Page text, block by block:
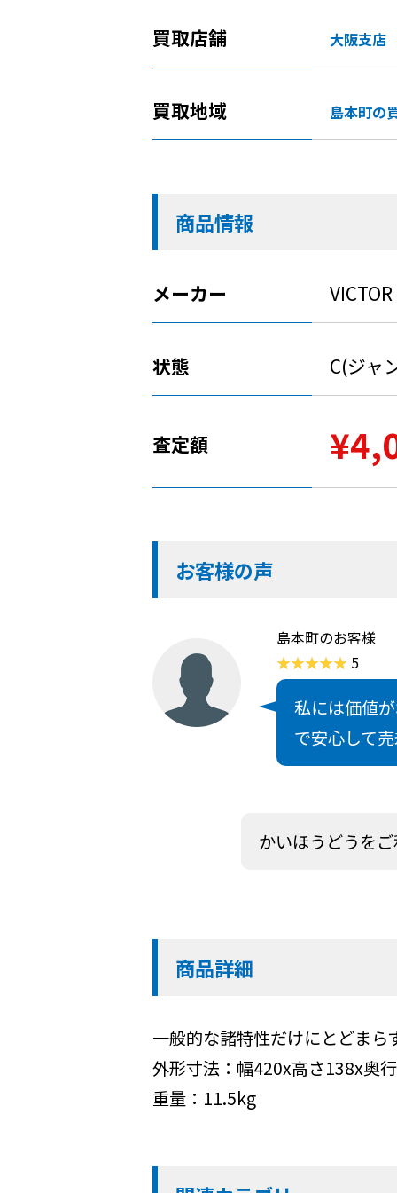
買取店舗 大阪支店
買取地域 島本町の
商品情報
メーカー VICTOR
状態 C(ジャ
査定額
お客様の声
島本町のお客様
5
私には価値
で安心して
かいほうどうを
商品詳細
一般的な諸特性だけにとどま
外形寸法：幅420x高さ138x奥
重量：11.5kg